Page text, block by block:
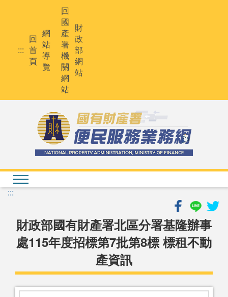
:::
回
首
頁
網
站
導
覽
回
國
產
署
機
關
網
站
財
政
部
網
站
:::
財政部國有財產署北區分署基隆辦事
處115年度招標第7批第8標 標租不動
產資訊